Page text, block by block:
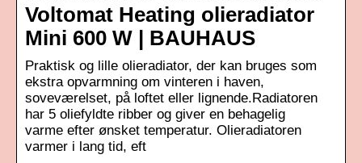
Voltomat Heating olieradiator
Mini 600 W | BAUHAUS
Praktisk og lille olieradiator, der kan bruges som
ekstra opvarmning om vinteren i haven,
soveværelset, på loftet eller lignende.Radiatoren
har 5 oliefyldte ribber og giver en behagelig
varme efter ønsket temperatur. Olieradiatoren
varmer i lang tid, eft